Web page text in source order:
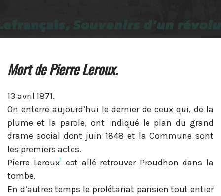
Mort de Pierre Leroux.
13 avril 1871.
On enterre aujourd’hui le dernier de ceux qui, de la
plume et la parole, ont indiqué le plan du grand
drame social dont juin 1848 et la Commune sont
les premiers actes.
Pierre Leroux1 est allé retrouver Proudhon dans la
tombe.
En d’autres temps le prolétariat parisien tout entier